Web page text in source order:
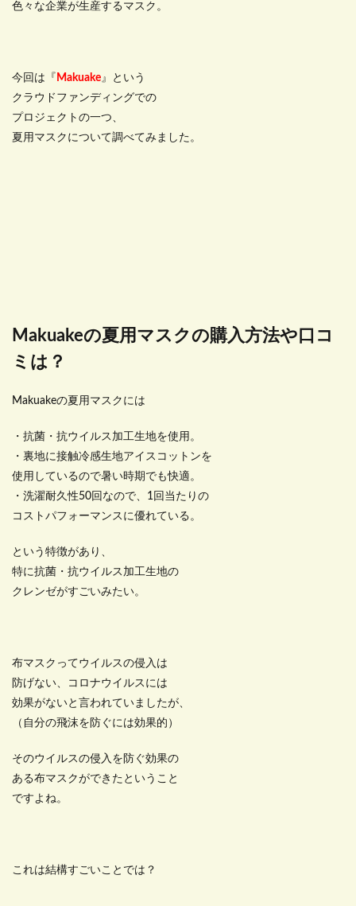
色々な企業が生産するマスク。
今回は『 Makuake』という
クラウドファンディングでの
プロジェクトの一つ、
夏用マスクについて調べてみました。
Makuakeの夏用マスクの購入方法や口コ
ミは？
Makuakeの夏用マスクには
・抗菌・抗ウイルス加工生地を使用。
・裏地に接触冷感生地アイスコットンを
使用しているので暑い時期でも快適。
・洗濯耐久性50回なので、1回当たりの
コストパフォーマンスに優れている。
という特徴があり、
特に抗菌・抗ウイルス加工生地の
クレンゼがすごいみたい。
布マスクってウイルスの侵入は
防げない、コロナウイルスには
効果がないと言われていましたが、
（自分の飛沫を防ぐには効果的）
そのウイルスの侵入を防ぐ効果の
ある布マスクができたということ
ですよね。
これは結構すごいことでは？